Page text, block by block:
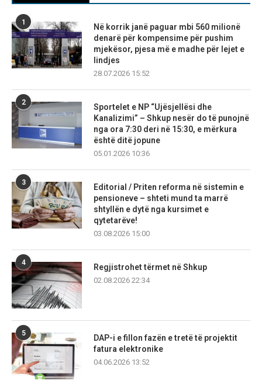
1
Në korrik janë paguar mbi 560 milionë
denarë për kompensime për pushim
mjekësor, pjesa më e madhe për lejet e
lindjes
28.07.2026 15:52
2
Sportelet e NP “Ujësjellësi dhe
Kanalizimi” – Shkup nesër do të punojnë
nga ora 7:30 deri në 15:30, e mërkura
është ditë jopune
05.01.2026 10:36
3
Editorial / Priten reforma në sistemin e
pensioneve – shteti mund ta marrë
shtyllën e dytë nga kursimet e
qytetarëve!
03.08.2026 15:00
4
Regjistrohet tërmet në Shkup
02.08.2026 22:34
5
DAP-i e fillon fazën e tretë të projektit
fatura elektronike
04.06.2026 13:52